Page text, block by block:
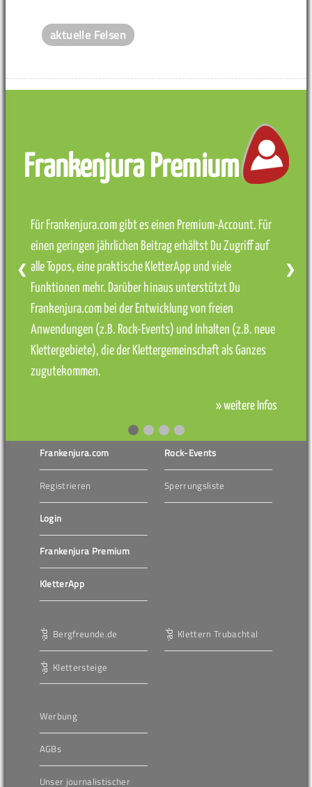
aktuelle Felsen
Frankenjura Premium
Für Frankenjura.com gibt es einen Premium-Account. Für
einen geringen jährlichen Beitrag erhältst Du Zugriff auf
alle Topos, eine praktische KletterApp und viele
Funktionen mehr. Darüber hinaus unterstützt Du
Frankenjura.com bei der Entwicklung von freien
Anwendungen (z.B. Rock-Events) und Inhalten (z.B. neue
Klettergebiete), die der Klettergemeinschaft als Ganzes
zugutekommen.
» weitere Infos
❮ ❯
Frankenjura.com
Registrieren
Login
Frankenjura Premium
KletterApp
Rock-Events
Sperrungsliste
Bergfreunde.de
Klettersteige
Klettern Trubachtal
Werbung
AGBs
Unser journalistischer